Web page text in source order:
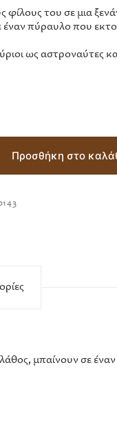
φίλους του σε μια
πύραυλο που
ως αστροναύτες
Προσθήκη στο
μπαίνουν σε